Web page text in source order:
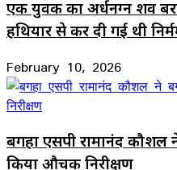
एक युवक का अर्धनग्न शव
हथियार से कर दी गई थी
February 10, 2026
बगहा एसपी रामानंद कौशल
किया औचक निरीक्षण